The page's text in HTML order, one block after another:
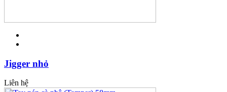
Jigger nhỏ
Liên hệ